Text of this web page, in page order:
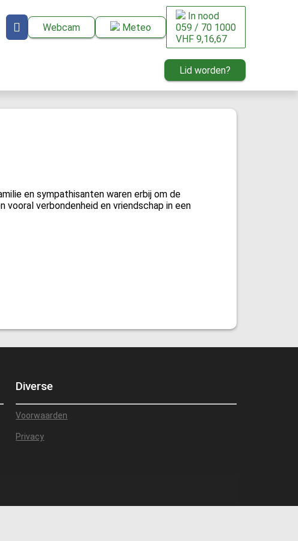
Webcam Meteo
In nood
059 / 70 1000
VHF 9,16,67
Lid worden?
en sympathisanten waren erbij om de
verbondenheid en vriendschap in een
Diverse
Voorwaarden
Privacy